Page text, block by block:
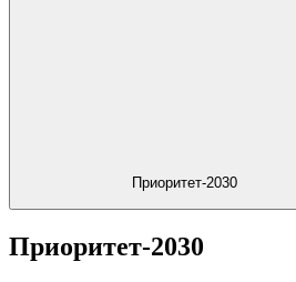
Приоритет-2030
Приоритет-2030